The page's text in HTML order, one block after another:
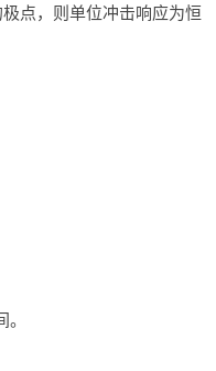
点，则单位冲击响应为恒